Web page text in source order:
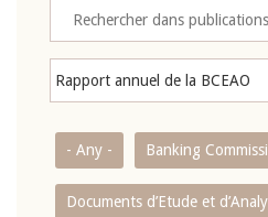
- Any - Banking
Documents d’Etude et